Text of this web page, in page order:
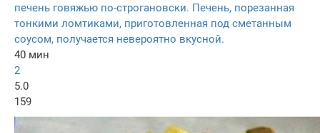
печень говяжью по-строгановски. Печень, порезанная
тонкими ломтиками, приготовленная под сметанным
соусом, получается невероятно вкусной.
40 мин
2
5.0
159